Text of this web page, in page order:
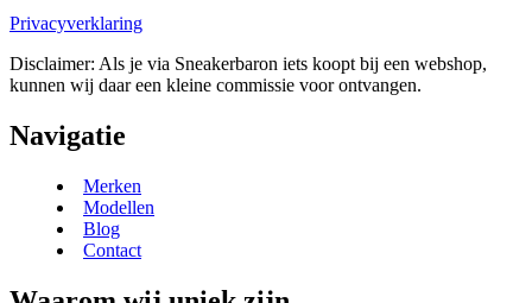
Privacyverklaring
Disclaimer: Als je via Sneakerbaron iets koopt bij een webshop,
kunnen wij daar een kleine commissie voor ontvangen.
Navigatie
Merken
Modellen
Blog
Contact